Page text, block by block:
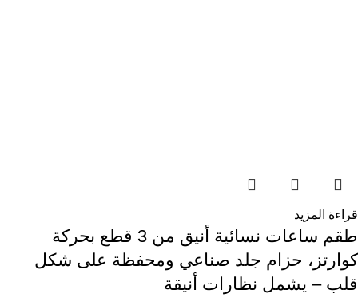
قراءة المزيد
طقم ساعات نسائية أنيق من 3 قطع بحركة
كوارتز، حزام جلد صناعي ومحفظة على شكل
قلب – يشمل نظارات أنيقة